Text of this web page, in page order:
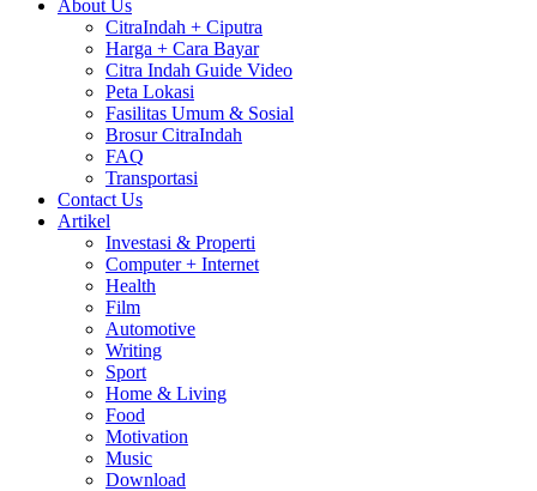
About Us
CitraIndah + Ciputra
Harga + Cara Bayar
Citra Indah Guide Video
Peta Lokasi
Fasilitas Umum & Sosial
Brosur CitraIndah
FAQ
Transportasi
Contact Us
Artikel
Investasi & Properti
Computer + Internet
Health
Film
Automotive
Writing
Sport
Home & Living
Food
Motivation
Music
Download